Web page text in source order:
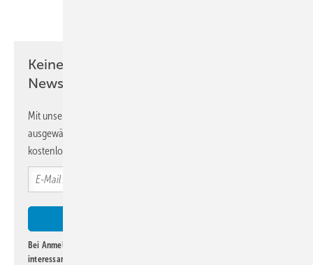
Keine Zeit? Kein Problem mit dem KK
Newsletter!
Mit unserem Newsletter erhalten Sie regelmäßig von uns
ausgewählte Informationen und Neuigkeiten, gebündelt und
kostenlos direkt ins Postfach.
Bei Anmeldung zu diesem Newsletter bin ich damit einverstanden, über
interessante Verlags- und Online-Angebote